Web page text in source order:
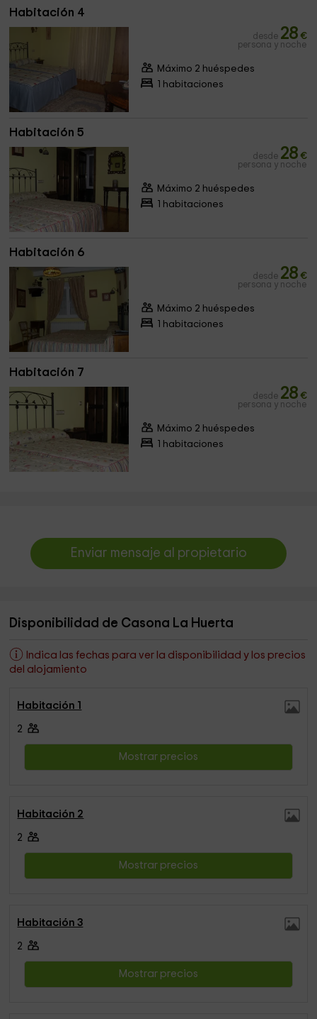
Habitación 4
desde 28 €
persona y noche
Máximo 2 huéspedes
1 habitaciones
Habitación 5
desde 28 €
persona y noche
Máximo 2 huéspedes
1 habitaciones
Habitación 6
desde 28 €
persona y noche
Máximo 2 huéspedes
1 habitaciones
Habitación 7
desde 28 €
persona y noche
Máximo 2 huéspedes
1 habitaciones
Enviar mensaje al propietario
Disponibilidad de Casona La Huerta
Indica las fechas para ver la disponibilidad y los precios
del alojamiento
Habitación 1
2
Mostrar precios
Habitación 2
2
Mostrar precios
Habitación 3
2
Mostrar precios